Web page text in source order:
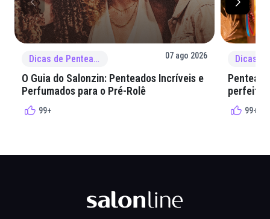
Dicas de Penteado 07 ago 2026
O Guia do Salonzin: Penteados Incríveis e
Perfumados para o Pré-Rolê
99+
perfeita
99+